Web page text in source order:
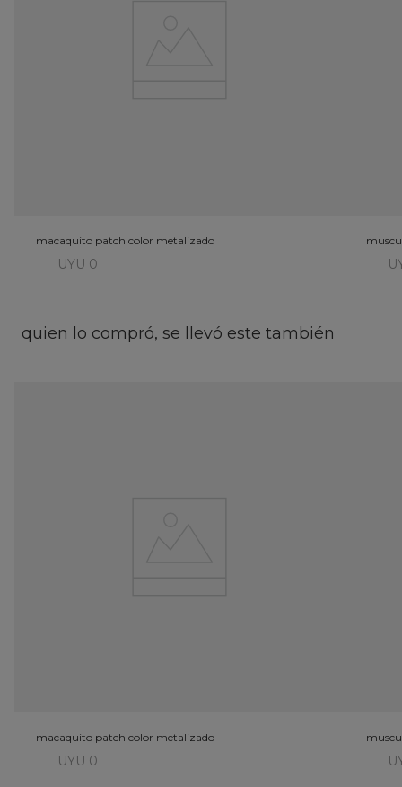
macaquito patch color metalizado
UYU 0
quien lo compró, se llevó este también
macaquito patch color metalizado
UYU 0